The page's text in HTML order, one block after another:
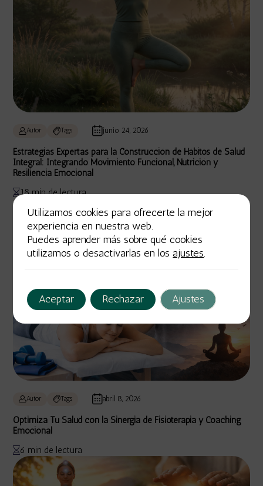
Autor Tags junio 24, 2026
Estrategias Expertas para la Construcción de Hábitos de Salud
Integral: Integrando Movimiento Funcional, Nutrición y
Resiliencia Emocional
18 min de lectura
Autor Tags abril 8, 2026
Optimiza Tu Salud con la Sinergia de Fisioterapia y Coaching
Emocional
6 min de lectura
Utilizamos cookies para ofrecerte la mejor
experiencia en nuestra web.
Puedes aprender más sobre qué cookies
utilizamos o desactivarlas en losajustes.
Aceptar Rechazar Ajustes